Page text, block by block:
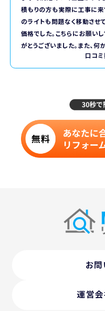
積もりの方も実際に工事に来
のライトも問題なく移動させ
価格でした。こちらにお願い
がとうございました。また、何
口コ
お
運営会